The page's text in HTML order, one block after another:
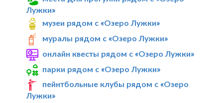
Лужки»
музеи рядом с «Озеро Лужки»
муралы рядом с «Озеро Лужки»
онлайн квесты рядом с «Озеро Лужки»
парки рядом с «Озеро Лужки»
пейнтбольные клубы рядом с «Озеро
Лужки»